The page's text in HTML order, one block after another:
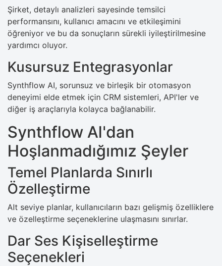
Şirket, detaylı analizleri sayesinde temsilci
performansını, kullanıcı amacını ve etkileşimini
öğreniyor ve bu da sonuçların sürekli iyileştirilmesine
yardımcı oluyor.
Kusursuz Entegrasyonlar
Synthflow AI, sorunsuz ve birleşik bir otomasyon
deneyimi elde etmek için CRM sistemleri, API'ler ve
diğer iş araçlarıyla kolayca bağlanabilir.
Synthflow AI'dan
Hoşlanmadığımız Şeyler
Temel Planlarda Sınırlı
Özelleştirme
Alt seviye planlar, kullanıcıların bazı gelişmiş özelliklere
ve özelleştirme seçeneklerine ulaşmasını sınırlar.
Dar Ses Kişiselleştirme
Seçenekleri